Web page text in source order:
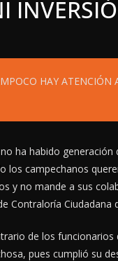
HAY ATENCIÓN
ha habido
los campechanos
y no mande a sus
Contraloría Ciudadana
de los
pues cumplió su